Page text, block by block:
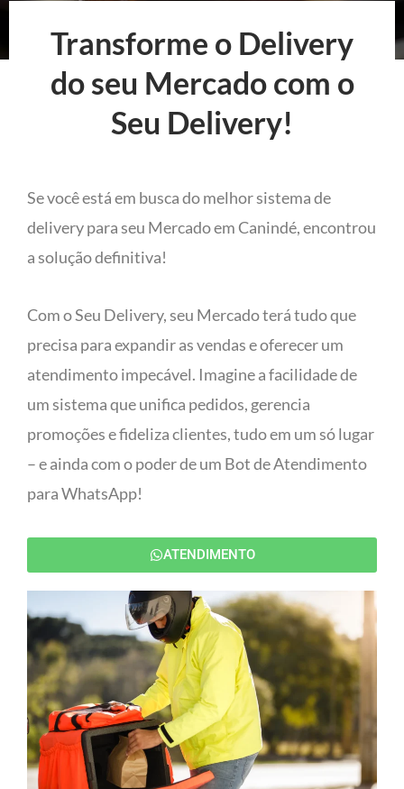
Transforme o Delivery
do seu Mercado com o
Seu Delivery!
Se você está em busca do melhor sistema de
delivery para seu Mercado em Canindé, encontrou
a solução definitiva!
Com o Seu Delivery, seu Mercado terá tudo que
precisa para expandir as vendas e oferecer um
atendimento impecável. Imagine a facilidade de
um sistema que unifica pedidos, gerencia
promoções e fideliza clientes, tudo em um só lugar
– e ainda com o poder de um Bot de Atendimento
para WhatsApp!
ATENDIMENTO